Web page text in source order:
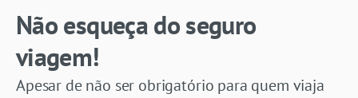
Não esqueça do seguro
viagem!
Apesar de não ser obrigatório para quem viaja